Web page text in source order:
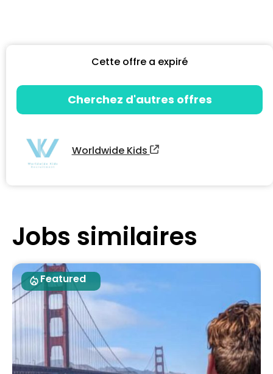
Cette offre a expiré
Cherchez d'autres offres
Worldwide Kids
Jobs similaires
Featured